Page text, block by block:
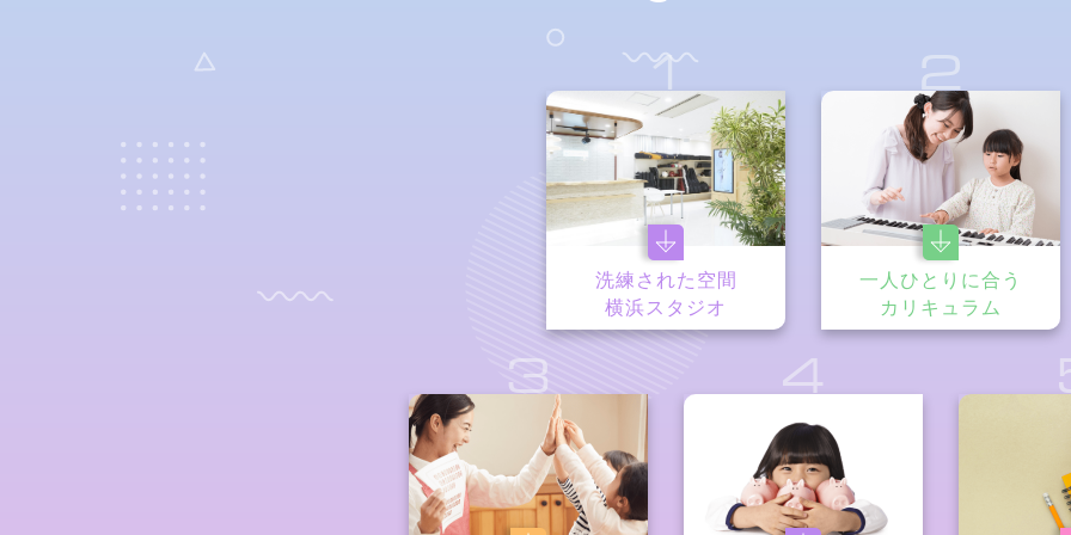
1
洗練された空間
横浜スタジオ
2
一人ひとりに合う
カリキュラム
3 4